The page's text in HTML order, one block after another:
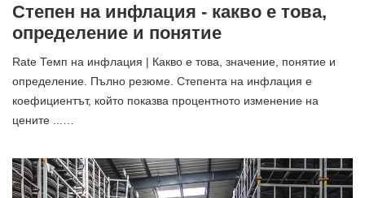
Степен на инфлация - какво е това,
определение и понятие
Rate Темп на инфлация | Какво е това, значение, понятие и
определение. Пълно резюме. Степента на инфлация е
коефициентът, който показва процентното изменение на
цените ...…